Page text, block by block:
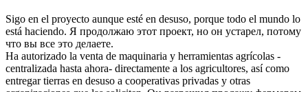
Sigo en el proyecto aunque esté en desuso, porque todo el mundo lo
está haciendo. Я продолжаю этот проект, но он устарел, потому
что вы все это делаете.
Ha autorizado la venta de maquinaria y herramientas agrícolas -
centralizada hasta ahora- directamente a los agricultores, así como
entregar tierras en desuso a cooperativas privadas y otras